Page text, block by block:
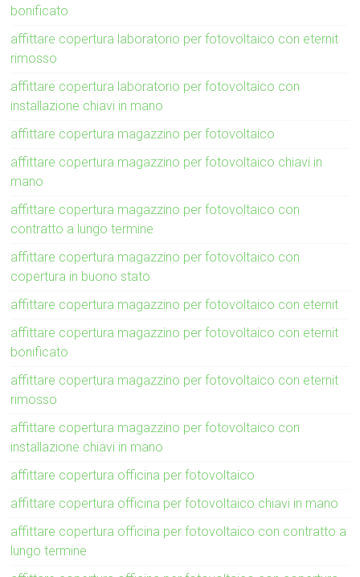
bonificato
affittare copertura laboratorio per fotovoltaico con eternit
rimosso
affittare copertura laboratorio per fotovoltaico con
installazione chiavi in mano
affittare copertura magazzino per fotovoltaico
affittare copertura magazzino per fotovoltaico chiavi in
mano
affittare copertura magazzino per fotovoltaico con
contratto a lungo termine
affittare copertura magazzino per fotovoltaico con
copertura in buono stato
affittare copertura magazzino per fotovoltaico con eternit
affittare copertura magazzino per fotovoltaico con eternit
bonificato
affittare copertura magazzino per fotovoltaico con eternit
rimosso
affittare copertura magazzino per fotovoltaico con
installazione chiavi in mano
affittare copertura officina per fotovoltaico
affittare copertura officina per fotovoltaico chiavi in mano
affittare copertura officina per fotovoltaico con contratto a
lungo termine